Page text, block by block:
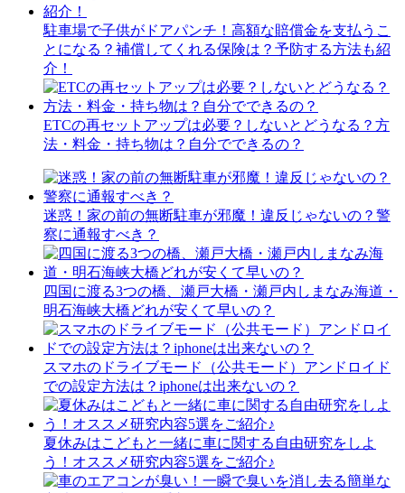
駐車場で子供がドアパンチ！高額な賠償金を支払うこ
とになる？補償してくれる保険は？予防する方法も紹
介！
ETCの再セットアップは必要？しないとどうなる？方
法・料金・持ち物は？自分でできるの？
迷惑！家の前の無断駐車が邪魔！違反じゃないの？警
察に通報すべき？
四国に渡る3つの橋、瀬戸大橋・瀬戸内しまなみ海道・
明石海峡大橋どれが安くて早いの？
スマホのドライブモード（公共モード）アンドロイド
での設定方法は？iphoneは出来ないの？
夏休みはこどもと一緒に車に関する自由研究をしよ
う！オススメ研究内容5選をご紹介♪